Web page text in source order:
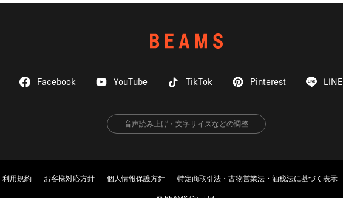
Facebook YouTube TikTok Pinterest LINE
音声読み上げ・文字サイズなどの調整
利用規約 お客様対応方針 個人情報保護方針 特定商取引法・古物営業法・酒税法に基づく表示